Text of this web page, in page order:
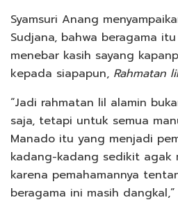
Syamsuri Anang
Sudjana, bahwa beragama
menebar kasih sayang
kepada siapapun, Rahmatan
“Jadi rahmatan lil alamin
saja, tetapi untuk semua
Manado itu yang menjadi
kadang-kadang sedikit agak
karena pemahamannya
beragama ini masih dangkal,”